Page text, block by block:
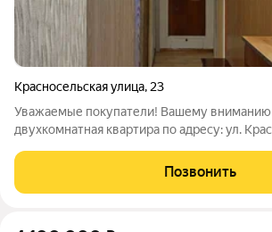
Красносельская улица, 23
Уважаемые покупатели! Вашему вниманию
двухкомнатная квартира по адресу: ул.
Пожалуйста, посмотрите его. Если у вас
звоните, мы вам на них с радостью ответим.
Позвонить